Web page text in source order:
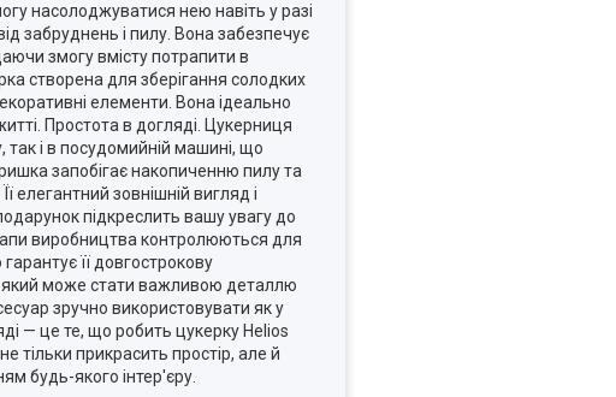
насолоджуватися нею навіть у разі
забруднень і пилу. Вона забезпечує
змогу вмісту потрапити в
створена для зберігання солодких
елементи. Вона ідеально
Простота в догляді. Цукерниця
так і в посудомийній машині, що
запобігає накопиченню пилу та
зовнішній вигляд і
підкреслить вашу увагу до
виробництва контролюються для
її довгострокову
який може стати важливою деталлю
зручно використовувати як у
— це те, що робить цукерку Helios
тільки прикрасить простір, але й
будь-якого інтер'єру.